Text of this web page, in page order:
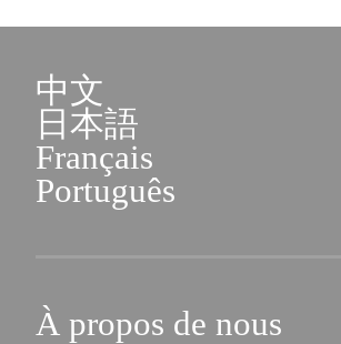
中文
日本語
Français
Português
À propos de nous